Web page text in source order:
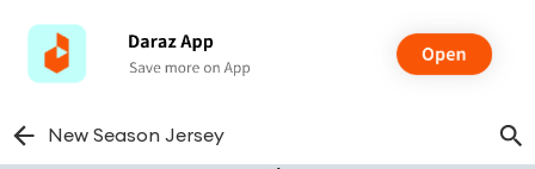
New Season Jersey